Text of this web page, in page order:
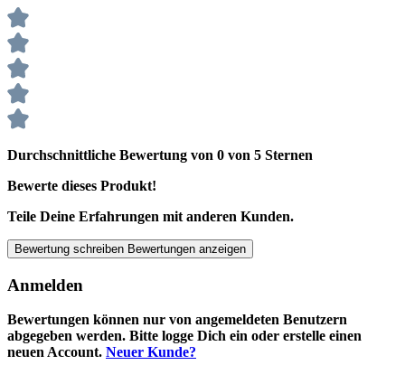
Durchschnittliche Bewertung von 0 von 5 Sternen
Bewerte dieses Produkt!
Teile Deine Erfahrungen mit anderen Kunden.
Bewertung schreiben Bewertungen anzeigen
Anmelden
Bewertungen können nur von angemeldeten Benutzern
abgegeben werden. Bitte logge Dich ein oder erstelle einen
neuen Account. Neuer Kunde?